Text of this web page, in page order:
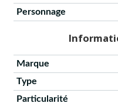
Personnage
Marque
Type
Particularité